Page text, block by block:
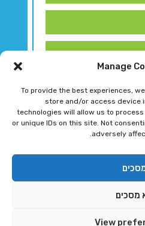
Manage
To provide the best experiences,
store and/or access device
technologies will allow us to
or unique IDs on this site. Not
adversely
מסכים
View